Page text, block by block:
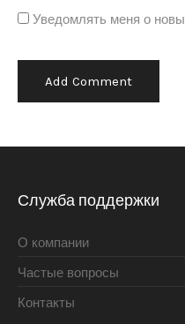
Уведомлять меня о
Служба поддержки
О компании
Частые вопросы
Контакты